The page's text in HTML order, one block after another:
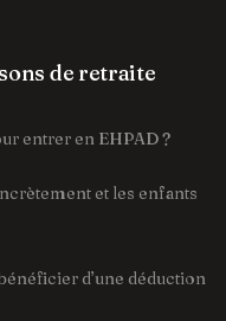
de retraite
entrer en EHPAD ?
et les enfants
d’une déduction